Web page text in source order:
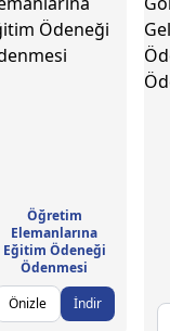
Öğretim
Elemanlarına
Eğitim Ödeneği
Ödenmesi
Önizle
İndir